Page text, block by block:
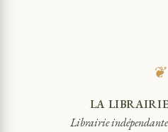
❦
LA
Librairie